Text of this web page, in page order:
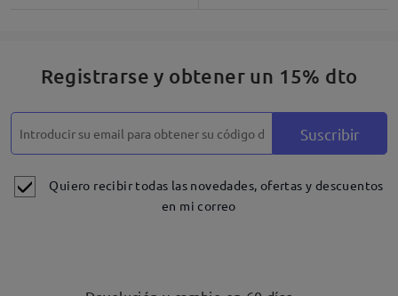
Registrarse y obtener un 15% dto
Suscribir
Quiero recibir todas las novedades, ofertas y descuentos
en mi correo